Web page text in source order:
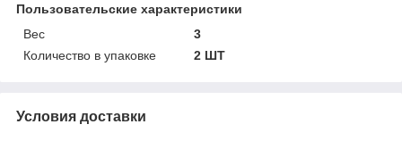
Пользовательские характеристики
Вес
3
Количество в упаковке
2 ШТ
Условия доставки